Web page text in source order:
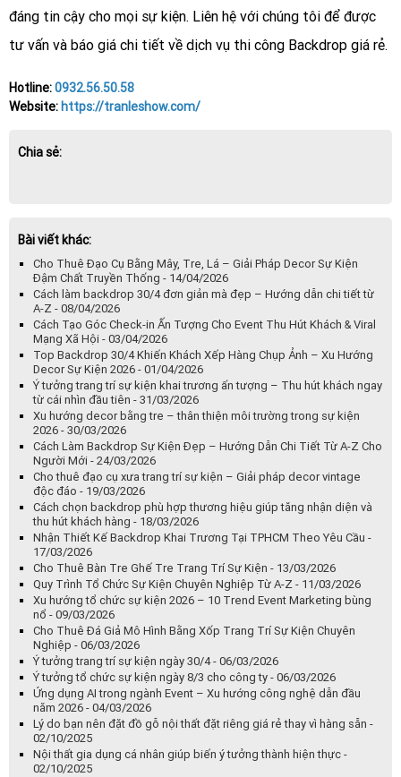
đáng tin cậy cho mọi sự kiện. Liên hệ với chúng tôi để được
tư vấn và báo giá chi tiết về dịch vụ thi công Backdrop giá rẻ.
Hotline:0932.56.50.58
Website: https://tranleshow.com/
Chia sẻ:
Bài viết khác:
Cho Thuê Đạo Cụ Bằng Mây, Tre, Lá – Giải Pháp Decor Sự Kiện
Đậm Chất Truyền Thống - 14/04/2026
Cách làm backdrop 30/4 đơn giản mà đẹp – Hướng dẫn chi tiết từ
A-Z - 08/04/2026
Cách Tạo Góc Check-in Ấn Tượng Cho Event Thu Hút Khách & Viral
Mạng Xã Hội - 03/04/2026
Top Backdrop 30/4 Khiến Khách Xếp Hàng Chụp Ảnh – Xu Hướng
Decor Sự Kiện 2026 - 01/04/2026
Ý tưởng trang trí sự kiện khai trương ấn tượng – Thu hút khách ngay
từ cái nhìn đầu tiên - 31/03/2026
Xu hướng decor bằng tre – thân thiện môi trường trong sự kiện
2026 - 30/03/2026
Cách Làm Backdrop Sự Kiện Đẹp – Hướng Dẫn Chi Tiết Từ A-Z Cho
Người Mới - 24/03/2026
Cho thuê đạo cụ xưa trang trí sự kiện – Giải pháp decor vintage
độc đáo - 19/03/2026
Cách chọn backdrop phù hợp thương hiệu giúp tăng nhận diện và
thu hút khách hàng - 18/03/2026
Nhận Thiết Kế Backdrop Khai Trương Tại TPHCM Theo Yêu Cầu -
17/03/2026
Cho Thuê Bàn Tre Ghế Tre Trang Trí Sự Kiện - 13/03/2026
Quy Trình Tổ Chức Sự Kiện Chuyên Nghiệp Từ A-Z - 11/03/2026
Xu hướng tổ chức sự kiện 2026 – 10 Trend Event Marketing bùng
nổ - 09/03/2026
Cho Thuê Đá Giả Mô Hình Bằng Xốp Trang Trí Sự Kiện Chuyên
Nghiệp - 06/03/2026
Ý tưởng trang trí sự kiện ngày 30/4 - 06/03/2026
Ý tưởng tổ chức sự kiện ngày 8/3 cho công ty - 06/03/2026
Ứng dụng AI trong ngành Event – Xu hướng công nghệ dẫn đầu
năm 2026 - 04/03/2026
Lý do bạn nên đặt đồ gỗ nội thất đặt riêng giá rẻ thay vì hàng sẵn -
02/10/2025
Nội thất gia dụng cá nhân giúp biến ý tưởng thành hiện thực -
02/10/2025